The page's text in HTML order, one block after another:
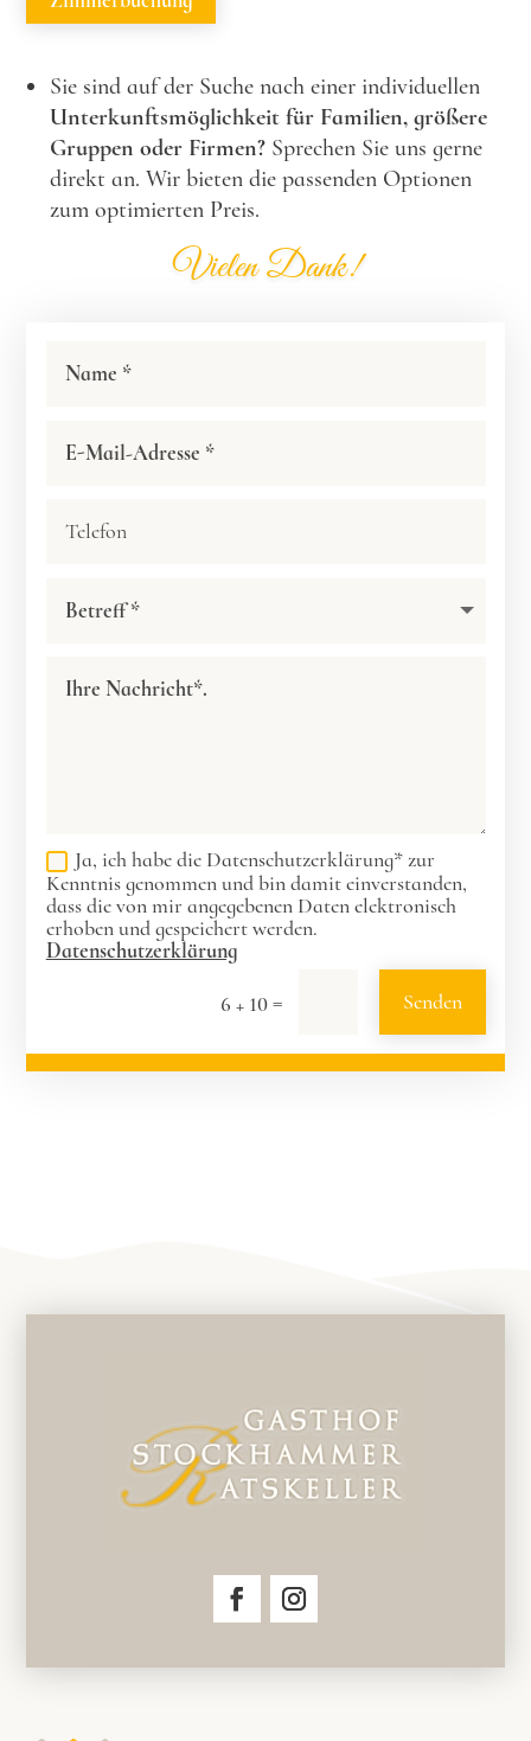
Sie sind auf der Suche nach einer individuellen
Unterkunftsmöglichkeit für Familien, größere
Gruppen oder Firmen? Sprechen Sie uns gerne
direkt an. Wir bieten die passenden Optionen
zum optimierten Preis.
Vielen Dank!
Ja, ich habe die Datenschutzerklärung* zur
Kenntnis genommen und bin damit einverstanden,
dass die von mir angegebenen Daten elektronisch
erhoben und gespeichert werden.
Datenschutzerklärung
6 + 10= Senden